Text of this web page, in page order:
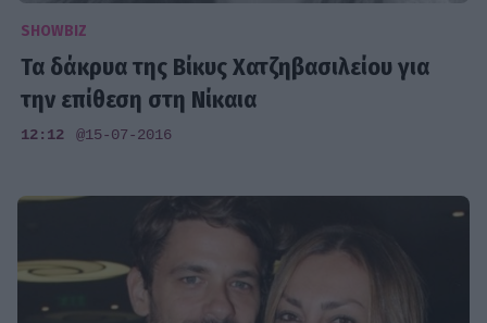
SHOWBIZ
Τα δάκρυα της Βίκυς Χατζηβασιλείου για
την επίθεση στη Νίκαια
12:12 @15-07-2016